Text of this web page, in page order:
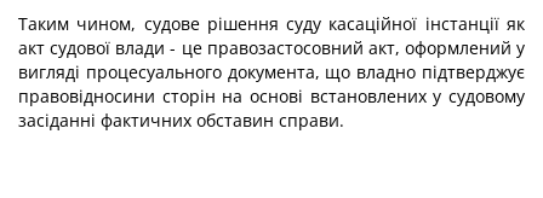
Таким чином, судове рішення суду касаційної інстанції як
акт судової влади - це правозастосовний акт, оформлений у
вигляді процесуального документа, що владно підтверджує
правовідносини сторін на основі встановлених у судовому
засіданні фактичних обставин справи.